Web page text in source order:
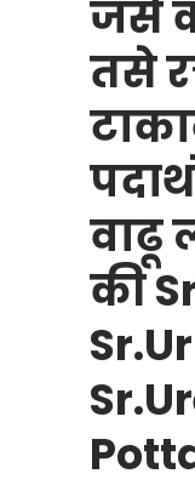
जसे
तसे
वाढू
की